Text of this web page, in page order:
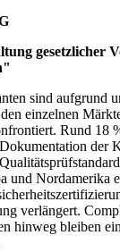
gesetzlicher
sind aufgrund
einzelnen
Rund 18
der
und Nordamerika
verlängert.
hinweg bleiben